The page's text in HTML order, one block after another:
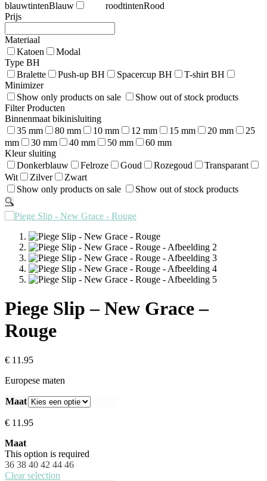
blauwtintenBlauw roodtintenRood
Prijs
Materiaal
Katoen
Modal
Type BH
Bralette
Push-up BH Spacercup BH
T-shirt BH
Minimizer
Show only products on sale
Show out of stock products
Filter Producten
Binnenmaat bikinisluiting
35 mm
80 mm 10 mm 12 mm 15 mm 20 mm
25
mm
30 mm 40 mm 50 mm
60 mm
Kleur sluiting
Donkerblauw
Felroze Goud Rozegoud
Transparant
Wit
Zilver
Zwart
Show only products on sale
Show out of stock products
🔍
Piege Slip – New Grace –
Rouge
€ 11.95
Europese maten
Maat
€ 11.95
Maat
This option is required
36 38 40 42 44 46
Clear selection